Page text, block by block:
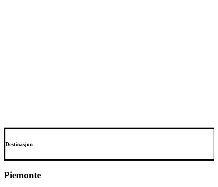
Destinasjon
Piemonte